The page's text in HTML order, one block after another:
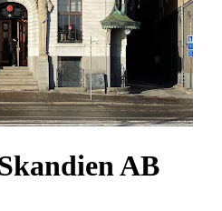
AB